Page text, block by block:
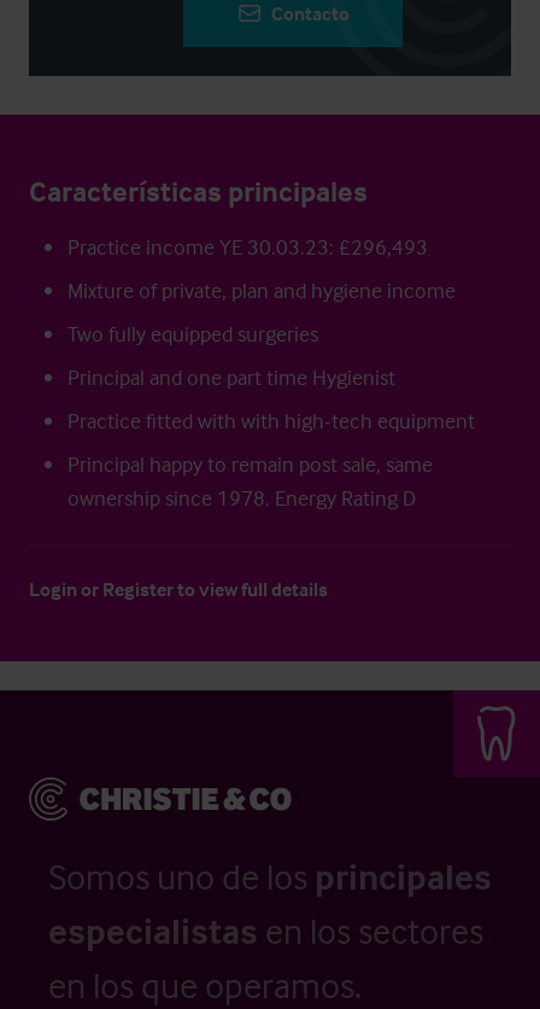
Contacto
Características principales
Practice income YE 30.03.23: £296,493
Mixture of private, plan and hygiene income
Two fully equipped surgeries
Principal and one part time Hygienist
Practice fitted with with high-tech equipment
Principal happy to remain post sale, same
ownership since 1978. Energy Rating D
Login or Registerto view full details
Somos uno de los principales
especialistas en los sectores
en los que operamos.